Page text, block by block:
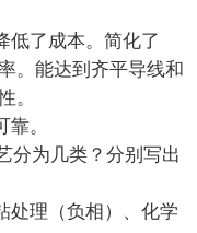
了成本。简化了
。能达到齐平导线和
。
。
为几类？分别写出
理（负相）、化学